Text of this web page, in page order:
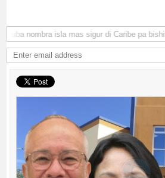
nombra isla mas sigur di Caribe pa bishita